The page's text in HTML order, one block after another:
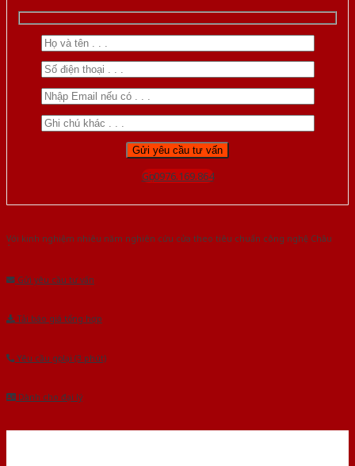
Gọi 0976.169.864
Với kinh nghiệm nhiêu năm nghiên cứu cửa theo tiêu chuẩn công nghệ Châu
Gửi yêu cầu tư vấn
Tải báo giá tổng hợp
Yêu cầu gọi lại (3 phút)
Dành cho đại lý